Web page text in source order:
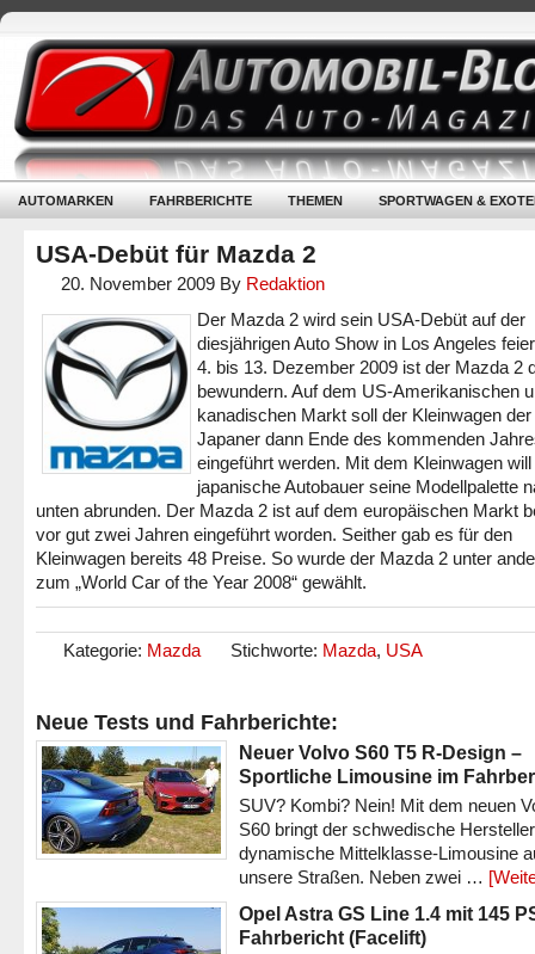
AUTOMARKEN FAHRBERICHTE THEMEN SPORTWAGEN &
USA-Debüt für Mazda 2
20. November 2009 By Redaktion
Der Mazda 2 wird sein USA-Debüt auf der
diesjährigen Auto Show in Los Angeles
4. bis 13. Dezember 2009 ist der Mazda 2
bewundern. Auf dem US-Amerikanischen
kanadischen Markt soll der Kleinwagen der
Japaner dann Ende des kommenden
eingeführt werden. Mit dem Kleinwagen will
japanische Autobauer seine Modellpalette
unten abrunden. Der Mazda 2 ist auf dem europäischen Markt
vor gut zwei Jahren eingeführt worden. Seither gab es für den
Kleinwagen bereits 48 Preise. So wurde der Mazda 2 unter
zum „World Car of the Year 2008“ gewählt.
Kategorie: Mazda Stichworte: Mazda, USA
Neue Tests und Fahrberichte:
Neuer Volvo S60 T5 R-Design –
Sportliche Limousine im
SUV? Kombi? Nein! Mit dem neuen
S60 bringt der schwedische
dynamische Mittelklasse-Limousine
unsere Straßen. Neben zwei …
Opel Astra GS Line 1.4 mit 145
Fahrbericht (Facelift)